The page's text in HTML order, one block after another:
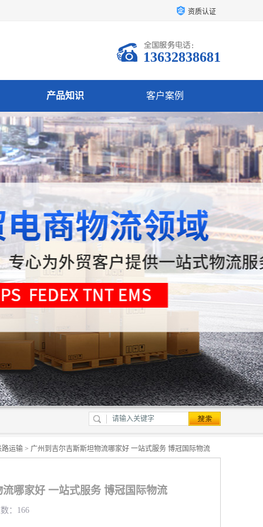
资质认证
13632838681
产品知识 客户案例
路运输 > 广州到吉尔吉斯斯坦物流哪家好 一站式服务 博冠国际物流
哪家好 一站式服务 博冠国际物流
：166